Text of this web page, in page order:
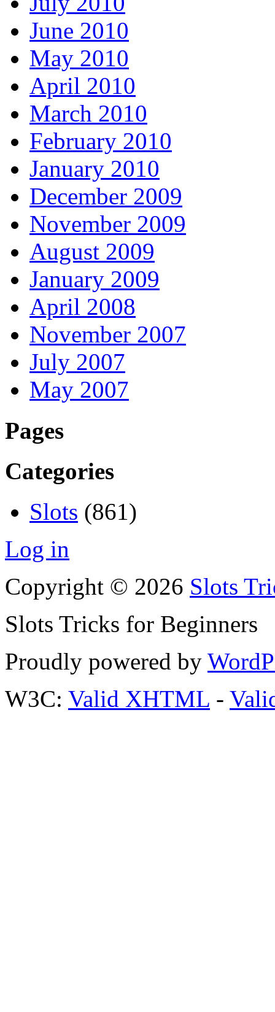
June 2010
May 2010
April 2010
March 2010
February 2010
January 2010
December 2009
November 2009
August 2009
January 2009
April 2008
November 2007
July 2007
May 2007
Pages
Categories
Slots (861)
Log in
Copyright © 2026 Slots
Slots Tricks for Beginners
Proudly powered by
W3C: Valid XHTML -